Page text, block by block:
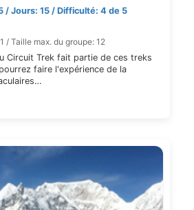
/ Jours: 15 / Difficulté: 4 de 5
/ Taille max. du groupe: 12
Circuit Trek fait partie de ces treks
faire l'expérience de la